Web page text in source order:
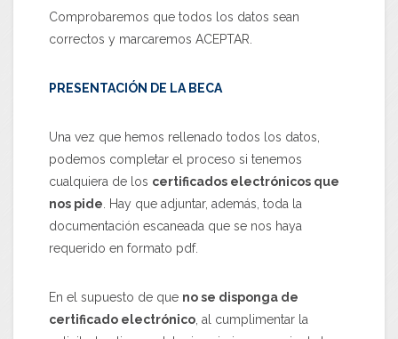
Comprobaremos que todos los datos sean
correctos y marcaremos ACEPTAR.
PRESENTACIÓN DE LA BECA
Una vez que hemos rellenado todos los datos,
podemos completar el proceso si tenemos
cualquiera de los certificados electrónicos que
nos pide . Hay que adjuntar, además, toda la
documentación escaneada que se nos haya
requerido en formato pdf.
En el supuesto de que no se disponga de
certificado electrónico , al cumplimentar la